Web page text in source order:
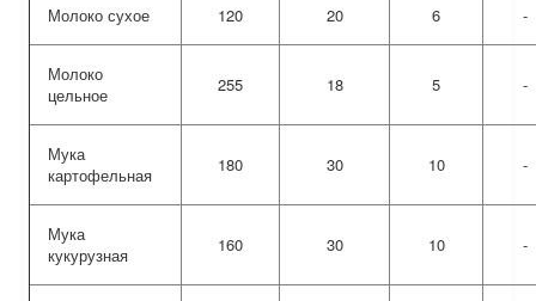
Молоко сухое 120 20 6 -
Молоко
цельное
255 18 5 -
Мука
картофельная
180 30 10 -
Мука
кукурузная
160 30 10 -